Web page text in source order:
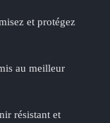
et protégez
au meilleur
résistant et